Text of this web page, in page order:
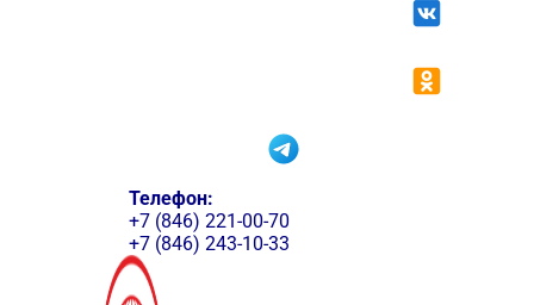
Телефон:
+7 (846) 221-00-70
+7 (846) 243-10-33